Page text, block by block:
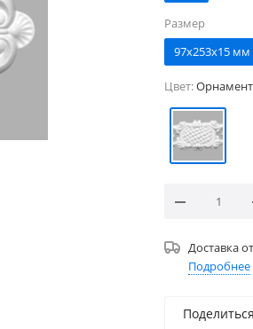
Размер
97x253x15 мм
Цвет:Орнамент
Доставка
Подробнее
Поделиться